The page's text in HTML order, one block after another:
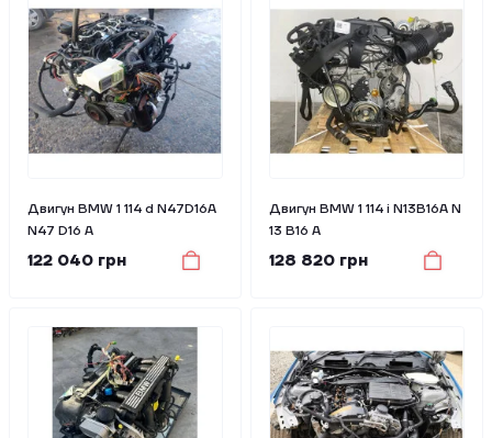
Двигун BMW 1 114 d N47D16A
N47 D16 A
122 040 грн
Двигун BMW 1 114 i N13B16A N
13 B16 A
128 820 грн